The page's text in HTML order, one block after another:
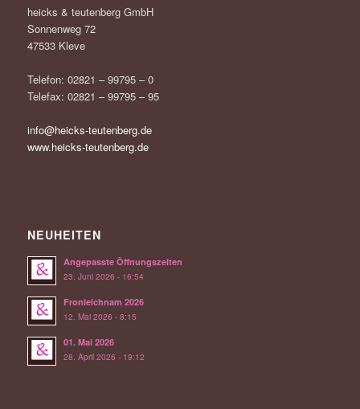
heicks & teutenberg GmbH
Sonnenweg 72
47533 Kleve
Telefon: 02821 – 99795 – 0
Telefax: 02821 – 99795 – 95
info@heicks-teutenberg.de
www.heicks-teutenberg.de
NEUHEITEN
Angepasste Öffnungszeiten
23. Juni 2026 - 16:54
Fronleichnam 2026
12. Mai 2026 - 8:15
01. Mai 2026
28. April 2026 - 19:12